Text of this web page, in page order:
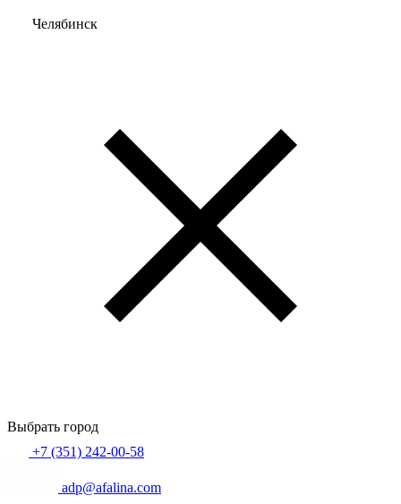
Челябинск
Выбрать город
+7 (351) 242-00-58
adp@afalina.com